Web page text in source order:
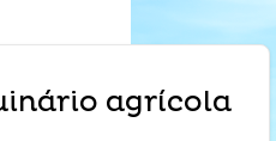
agrícola